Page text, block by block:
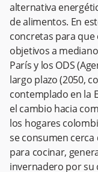
alternativa
de alimentos. En
concretas para que
objetivos a
París y los ODS
largo plazo (2050,
contemplado en la
el cambio hacia
los hogares
se consumen cerca
para cocinar,
invernadero por su